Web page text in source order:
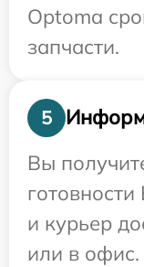
Optoma
запчасти.
5
Вы
и курьер
или в офис.